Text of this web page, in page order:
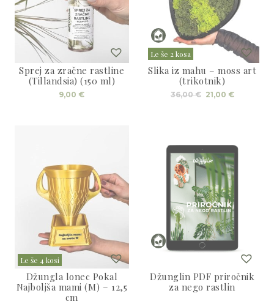
Sprej za zračne rastline
(Tillandsia) (150 ml)
9,00 €
Le še 2 kosa
Slika iz mahu – moss art
(trikotnik)
36,00€ Izvirna
cena
21,00 €Trenutna
Le še 4 kosi
Džungla lonec Pokal
Najboljša mami (M) – 12,5
cm
Džunglin PDF priročnik
za nego rastlin